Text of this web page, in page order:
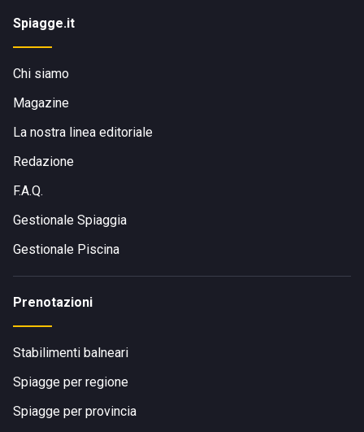
Spiagge.it
Chi siamo
Magazine
La nostra linea editoriale
Redazione
F.A.Q.
Gestionale Spiaggia
Gestionale Piscina
Prenotazioni
Stabilimenti balneari
Spiagge per regione
Spiagge per provincia